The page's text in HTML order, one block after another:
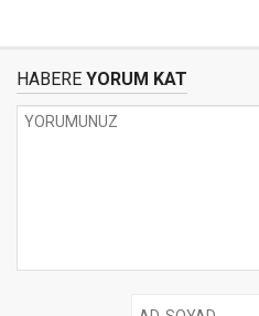
HABERE YORUM KAT